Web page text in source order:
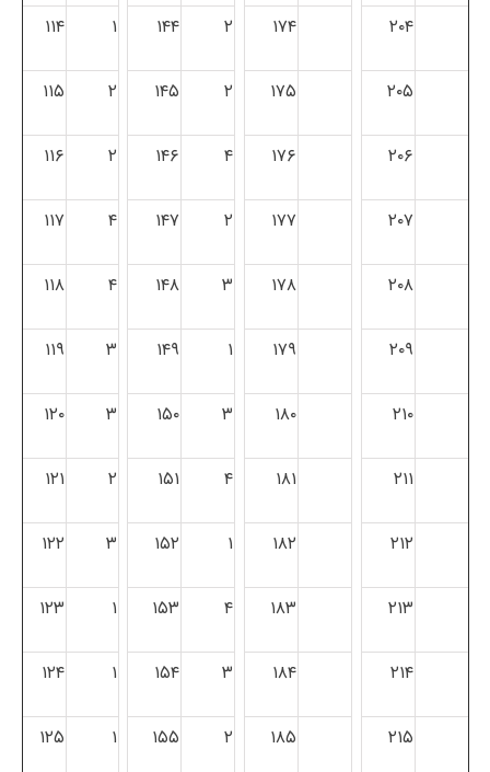
۲۰۴ ۱۷۴ ۲ ۱۴۴ ۱ ۱۱۴
۲۰۵ ۱۷۵ ۲ ۱۴۵ ۲ ۱۱۵
۲۰۶ ۱۷۶ ۴ ۱۴۶ ۲ ۱۱۶
۲۰۷ ۱۷۷ ۲ ۱۴۷ ۴ ۱۱۷
۲۰۸ ۱۷۸ ۳ ۱۴۸ ۴ ۱۱۸
۲۰۹ ۱۷۹ ۱ ۱۴۹ ۳ ۱۱۹
۲۱۰ ۱۸۰ ۳ ۱۵۰ ۳ ۱۲۰
۲۱۱ ۱۸۱ ۴ ۱۵۱ ۲ ۱۲۱
۲۱۲ ۱۸۲ ۱ ۱۵۲ ۳ ۱۲۲
۲۱۳ ۱۸۳ ۴ ۱۵۳ ۱ ۱۲۳
۲۱۴ ۱۸۴ ۳ ۱۵۴ ۱ ۱۲۴
۲۱۵ ۱۸۵ ۲ ۱۵۵ ۱ ۱۲۵